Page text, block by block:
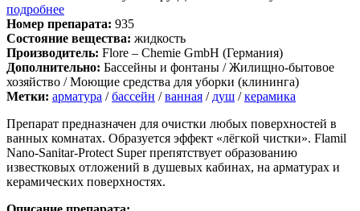
подробнее
Номер препарата: 935
Состояние вещества: жидкость
Производитель: Flore – Chemie GmbH (Германия)
Дополнительно: Бассейны и фонтаны / Жилищно-бытовое
хозяйство / Моющие средства для уборки (клининга)
Метки: арматура /бассейн /ванная / душ /керамика
Препарат предназначен для очистки любых поверхностей в
ванных комнатах. Образуется эффект «лёгкой чистки». Flamil
Nano-Sanitar-Protect Super препятствует образованию
известковых отложений в душевых кабинах, на арматурах и
керамических поверхностях.